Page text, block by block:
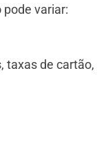
variar:
taxas de cartão,